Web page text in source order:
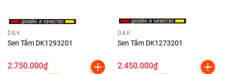
D&K
Sen Tắm DK1293201
2.750.000₫
D&K
Sen Tắm DK1273201
2.450.000₫